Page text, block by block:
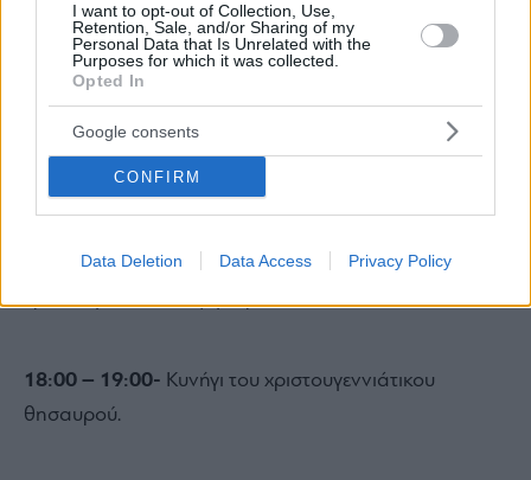
I want to opt-out of Collection, Use,
Retention, Sale, and/or Sharing of my
Personal Data that Is Unrelated with the
Purposes for which it was collected.
Opted In
Google consents
CONFIRM
Data Deletion Data Access Privacy Policy
17:00 – 21:00-
«Xmas Face Art» στις αγαπηµένες τους
χριστουγεννιάτικες φιγούρες.
18:00 – 19:00- Κυνήγι του χριστουγεννιάτικου
θησαυρού.